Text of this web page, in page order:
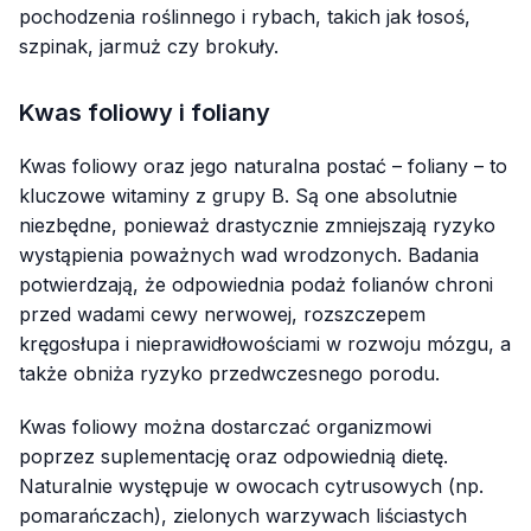
pochodzenia roślinnego i rybach, takich jak łosoś,
szpinak, jarmuż czy brokuły.
Kwas foliowy i foliany
Kwas foliowy oraz jego naturalna postać – foliany – to
kluczowe witaminy z grupy B. Są one absolutnie
niezbędne, ponieważ drastycznie zmniejszają ryzyko
wystąpienia poważnych wad wrodzonych. Badania
potwierdzają, że odpowiednia podaż folianów chroni
przed wadami cewy nerwowej, rozszczepem
kręgosłupa i nieprawidłowościami w rozwoju mózgu, a
także obniża ryzyko przedwczesnego porodu.
Kwas foliowy można dostarczać organizmowi
poprzez suplementację oraz odpowiednią dietę.
Naturalnie występuje w owocach cytrusowych (np.
pomarańczach), zielonych warzywach liściastych